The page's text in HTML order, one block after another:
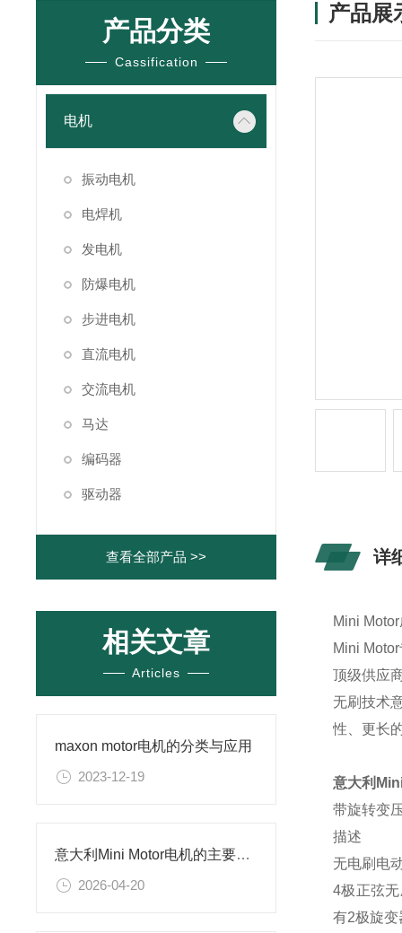
产品分类
Cassification
电机
振动电机
电焊机
发电机
防爆电机
步进电机
直流电机
交流电机
马达
编码器
驱动器
查看全部产品 >>
相关文章
Articles
maxon motor电机的分类与应用
2023-12-19
意大利Mini Motor电机的主要特征及应用场景
2026-04-20
产品展
详
Mini
Mini
顶级供应
无刷技术
性、更长
意大利
带旋转变
描述
无电刷电
4极正弦
有2极旋